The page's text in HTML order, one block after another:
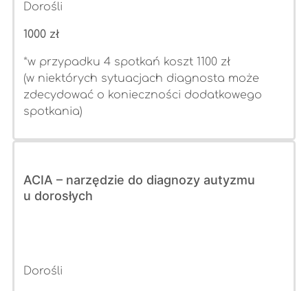
Dorośli
1000 zł
*w przypadku 4 spotkań koszt 1100 zł
(w niektórych sytuacjach diagnosta może
zdecydować o konieczności dodatkowego
spotkania)
ACIA – narzędzie do diagnozy autyzmu
u dorosłych
Dorośli